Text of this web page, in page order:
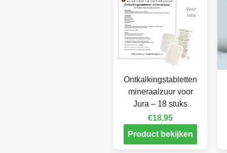
Ontkalkingstabletten
mineraalzuur voor
Jura – 18 stuks
€18,95
Product bekijken